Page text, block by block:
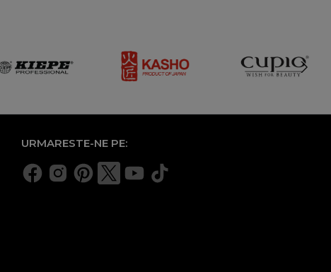
URMARESTE-NE PE: